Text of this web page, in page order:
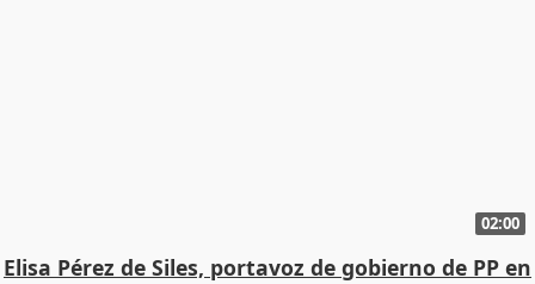
02:00
Elisa Pérez de Siles, portavoz de gobierno de PP en